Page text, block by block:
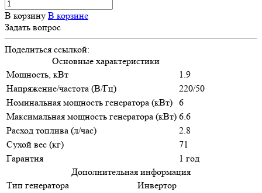
В корзину В корзине
Задать вопрос
Поделиться ссылкой:
Основные характеристики
Мощность, кВт
1.9
Напряжение/частота (В/Гц)
220/50
Номинальная мощность генератора (кВт) 6
Максимальная мощность генератора (кВт) 6.6
Расход топлива (л/час)
2.8
Сухой вес (кг)
71
Гарантия
1 год
Дополнительная информация
Тип генератора
Инвертор